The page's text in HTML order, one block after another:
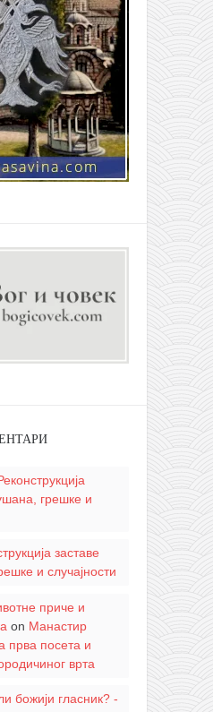
грешке и
заставе
и случајности
приче и
on Манастир
прва посета и
врта
божији гласник? -